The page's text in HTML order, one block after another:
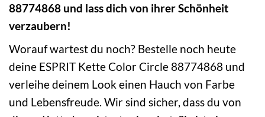
88774868 und lass dich von ihrer Schönheit
verzaubern!
Worauf wartest du noch? Bestelle noch heute
deine ESPRIT Kette Color Circle 88774868 und
verleihe deinem Look einen Hauch von Farbe
und Lebensfreude. Wir sind sicher, dass du von